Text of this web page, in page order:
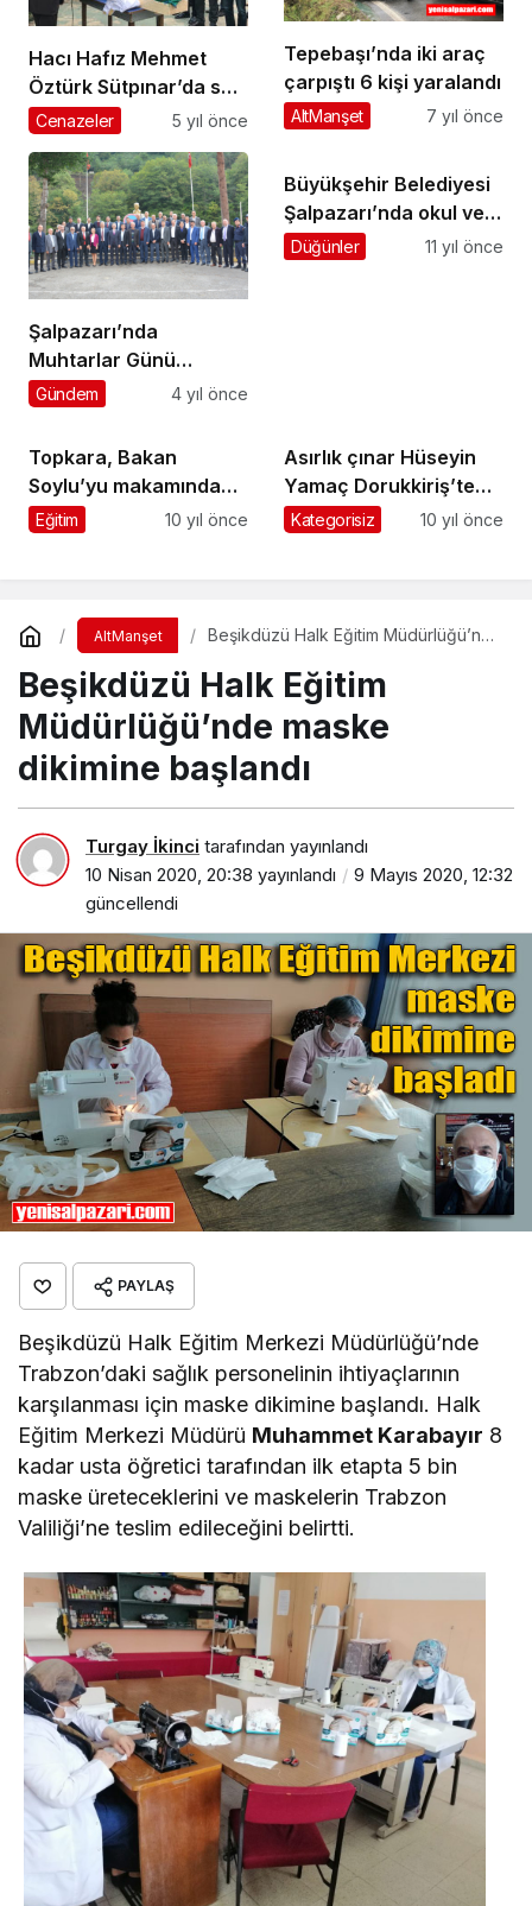
Hacı Hafız Mehmet
Öztürk Sütpınar’da son
yolculuğuna uğurlandı
Cenazeler 5 yıl önce
Tepebaşı’nda iki araç
çarpıştı 6 kişi yaralandı
AltManşet 7 yıl önce
Şalpazarı’nda
Muhtarlar Günü
kutlandı
Gündem 4 yıl önce
Büyükşehir Belediyesi
Şalpazarı’nda okul ve
cami çevrelerini
Düğünler 11 yıl önce
Topkara, Bakan
Soylu’yu makamında
ziyaret etti
Eğitim 10 yıl önce
Asırlık çınar Hüseyin
Yamaç Dorukkiriş’te
ebediyete uğurlandı
Kategorisiz 10 yıl önce
AltManşet
Beşikdüzü Halk Eğitim Müdürlüğü’nde
Beşikdüzü Halk Eğitim
Müdürlüğü’nde maske
dikimine başlandı
Turgay İkinci tarafından yayınlandı
10 Nisan 2020, 20:38 yayınlandı
9 Mayıs 2020, 12:32
güncellendi
PAYLAŞ
Beşikdüzü Halk Eğitim Merkezi Müdürlüğü’nde
Trabzon’daki sağlık personelinin ihtiyaçlarının
karşılanması için maske dikimine başlandı. Halk
Eğitim Merkezi Müdürü Muhammet Karabayır 8
kadar usta öğretici tarafından ilk etapta 5 bin
maske üreteceklerini ve maskelerin Trabzon
Valiliği’ne teslim edileceğini belirtti.